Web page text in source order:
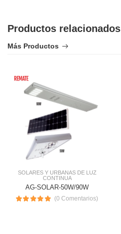
Productos relacionados
Más Productos
SOLARES Y URBANAS DE LUZ
CONTINUA
AG-SOLAR-50W/90W
(0 Comentarios)